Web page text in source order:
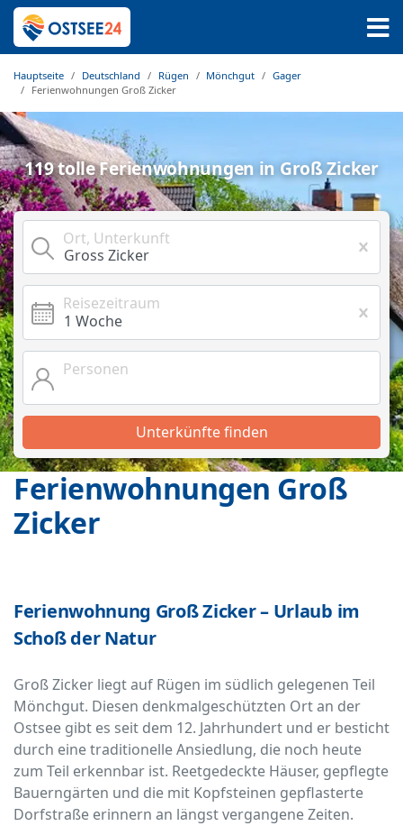
Hauptseite Deutschland Rügen Mönchgut
Gager
Ferienwohnungen Groß Zicker
119 tolle Ferienwohnungen in Groß Zicker
Ort, Unterkunft
Reisezeitraum
Personen
Unterkünfte finden
Ferienwohnungen Groß
Zicker
Ferienwohnung Groß Zicker – Urlaub im
Schoß der Natur
Groß Zicker liegt auf Rügen im südlich gelegenen Teil
Mönchgut. Diesen denkmalgeschützten Ort an der
Ostsee gibt es seit dem 12. Jahrhundert und er besticht
durch eine traditionelle Ansiedlung, die noch heute
zum Teil erkennbar ist. Reetgedeckte Häuser, gepflegte
Bauerngärten und die mit Kopfsteinen gepflasterte
Dorfstraße erinnern an längst vergangene Zeiten.